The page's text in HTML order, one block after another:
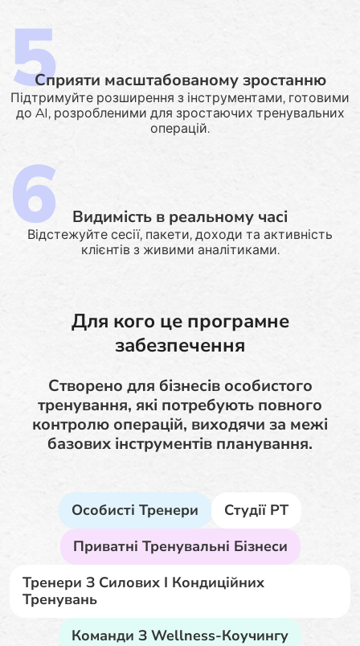
Сприяти масштабованому зростанню
Підтримуйте розширення з інструментами, готовими
до AI, розробленими для зростаючих тренувальних
операцій.
Видимість в реальному часі
Відстежуйте сесії, пакети, доходи та активність
клієнтів з живими аналітиками.
Для кого це програмне
забезпечення
Створено для бізнесів особистого
тренування, які потребують повного
контролю операцій, виходячи за межі
базових інструментів планування.
Особисті Тренери
Студії PT
Приватні Тренувальні Бізнеси
Тренери З Силових І Кондиційних
Тренувань
Команди З Wellness-Коучингу